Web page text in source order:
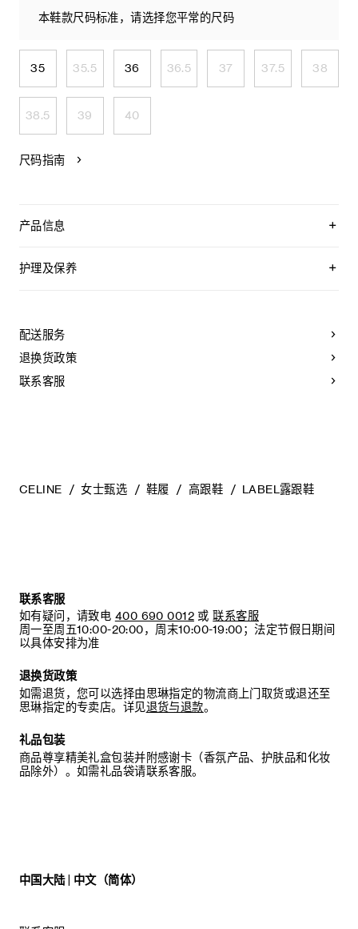
本鞋款尺码标准，请选择您平常的尺码
35 35.5 36 36.5 37 37.5 38
38.5 39 40
尺码指南
产品信息
2英寸（50毫米）鞋跟
皮革内底
皮革外底
意大利制造
编号：366415268D.38NO
护理及保养
泽。为了让您的鞋履历久弥新，我们建议您遵循以下保养方
法：
- 避免接触水、油脂、香水和化妆品。如果鞋子不慎沾湿，请使
用浅色软布将液体擦干。
擦拭皮革，微湿时可擦拭织物面料。
配送服务
退换货政策
联系客服
CELINE 女士甄选 鞋履 高跟鞋 LABEL露跟鞋
联系客服
如有疑问，请致电 400 690 0012 或 联系客服
周一至周五10:00-20:00，周末10:00-19:00；法定节假日期间
以具体安排为准
退换货政策
如需退货，您可以选择由思琳指定的物流商上门取货或退还至
思琳指定的专卖店。详见退货与退款。
礼品包装
商品尊享精美礼盒包装并附感谢卡（香氛产品、护肤品和化妆
品除外）。如需礼品袋请联系客服。
中国大陆 | 中文（简体）